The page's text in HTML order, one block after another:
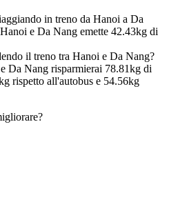
in treno da Hanoi a Da
e Da Nang emette 42.43kg di
il treno tra Hanoi e Da Nang?
Da Nang risparmierai 78.81kg di
rispetto all'autobus e 54.56kg